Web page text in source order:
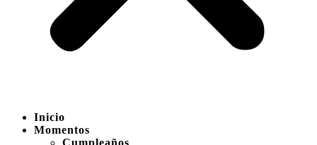
Inicio
Momentos
Cumpleaños